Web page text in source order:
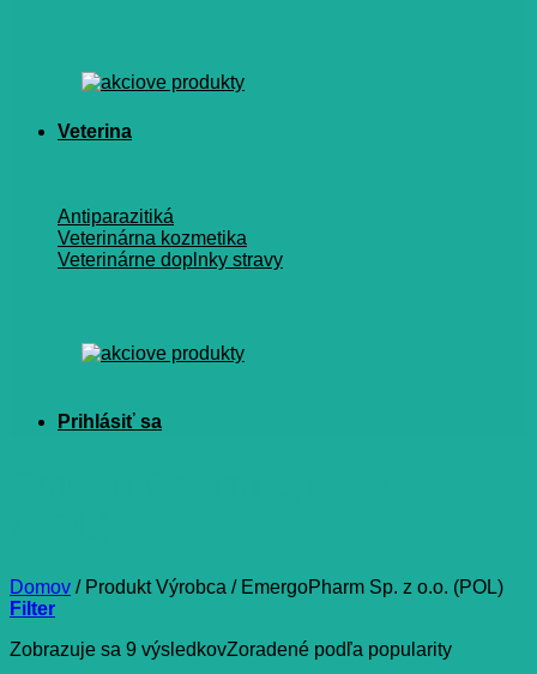
Veterina
Antiparazitiká
Veterinárna kozmetika
Veterinárne doplnky stravy
Domov /Produkt Výrobca /EmergoPharm Sp. z o.o. (POL)
Filter
Zobrazuje sa 9 výsledkovZoradené podľa popularity